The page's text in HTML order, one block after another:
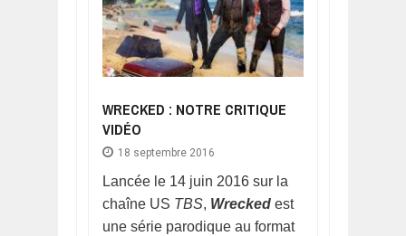
WRECKED : NOTRE CRITIQUE
VIDÉO
18 septembre 2016
Lancée le 14 juin 2016 sur la
chaîne US TBS, Wrecked est
une série parodique au format